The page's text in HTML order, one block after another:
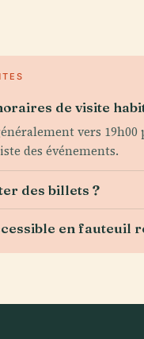
de visite
vers
des événements.
des billets ?
en fauteuil